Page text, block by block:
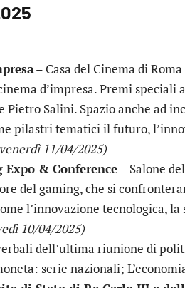
– Casa del Cinema di
d’impresa. Premi speciali
Pietro Salini. Spazio anche ad
pilastri tematici il futuro,
11/04/2025)
Expo & Conference– Salone
del gaming, che si
l’innovazione tecnologica,
10/04/2025)
dell’ultima riunione di
serie nazionali;